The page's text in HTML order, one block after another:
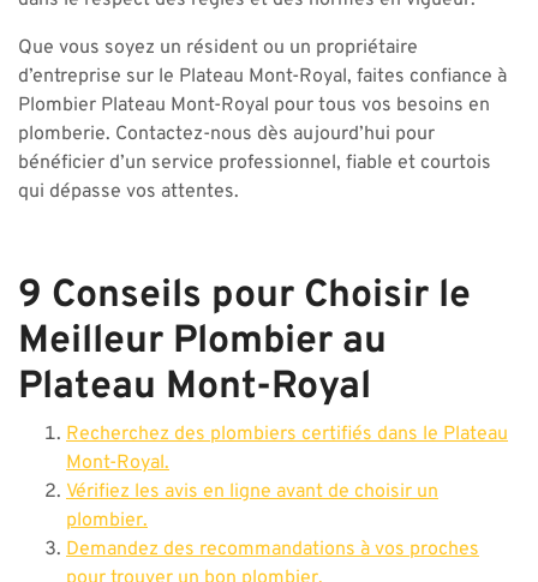
Que vous soyez un résident ou un propriétaire
d’entreprise sur le Plateau Mont-Royal, faites confiance à
Plombier Plateau Mont-Royal pour tous vos besoins en
plomberie. Contactez-nous dès aujourd’hui pour
bénéficier d’un service professionnel, fiable et courtois
qui dépasse vos attentes.
9 Conseils pour Choisir le
Meilleur Plombier au
Plateau Mont-Royal
Recherchez des plombiers certifiés dans le Plateau
Mont-Royal.
Vérifiez les avis en ligne avant de choisir un
plombier.
Demandez des recommandations à vos proches